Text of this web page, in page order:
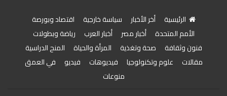
الرئيسية أخر الأخبار سياسة خارجية
اقتصاد وبورصة
الأمم المتحدة
أخبار مصر أخبار العرب
رياضة وبطولات
فنون وثقافة
صحة وتغذية المرأة والحياة
المنح الدراسية
مقالات
علوم وتكنولوجيا فيديوهات فيديو
في العمق
منوعات